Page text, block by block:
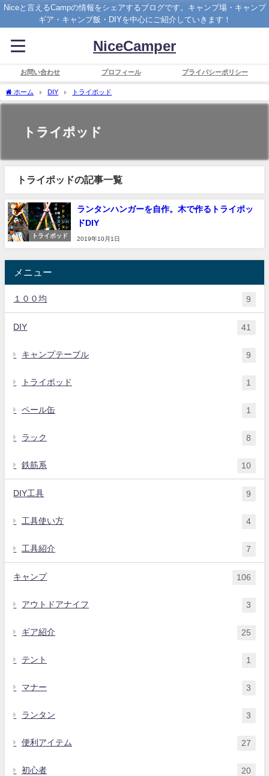
Niceと言えるCampの情報をシェアするブログです。キャンプ場・キャンプ
ギア・キャンプ飯・DIYを中心にご紹介していきます！
NiceCamper
お問い合わせ プロフィール プライバシーポリシー
ホーム DIY トライポッド
トライポッド
トライポッドの記事一覧
トライポッド
ランタンハンガーを自作。木で作るトライポッ
ドDIY
2019年10月1日
メニュー
１００均 9
DIY 41
キャンプテーブル 9
トライポッド 1
ペール缶 1
ラック 8
鉄筋系 10
DIY工具 9
工具使い方 4
工具紹介 7
キャンプ 106
アウトドアナイフ 3
ギア紹介 25
テント 1
マナー 3
ランタン 3
便利アイテム 27
初心者 20